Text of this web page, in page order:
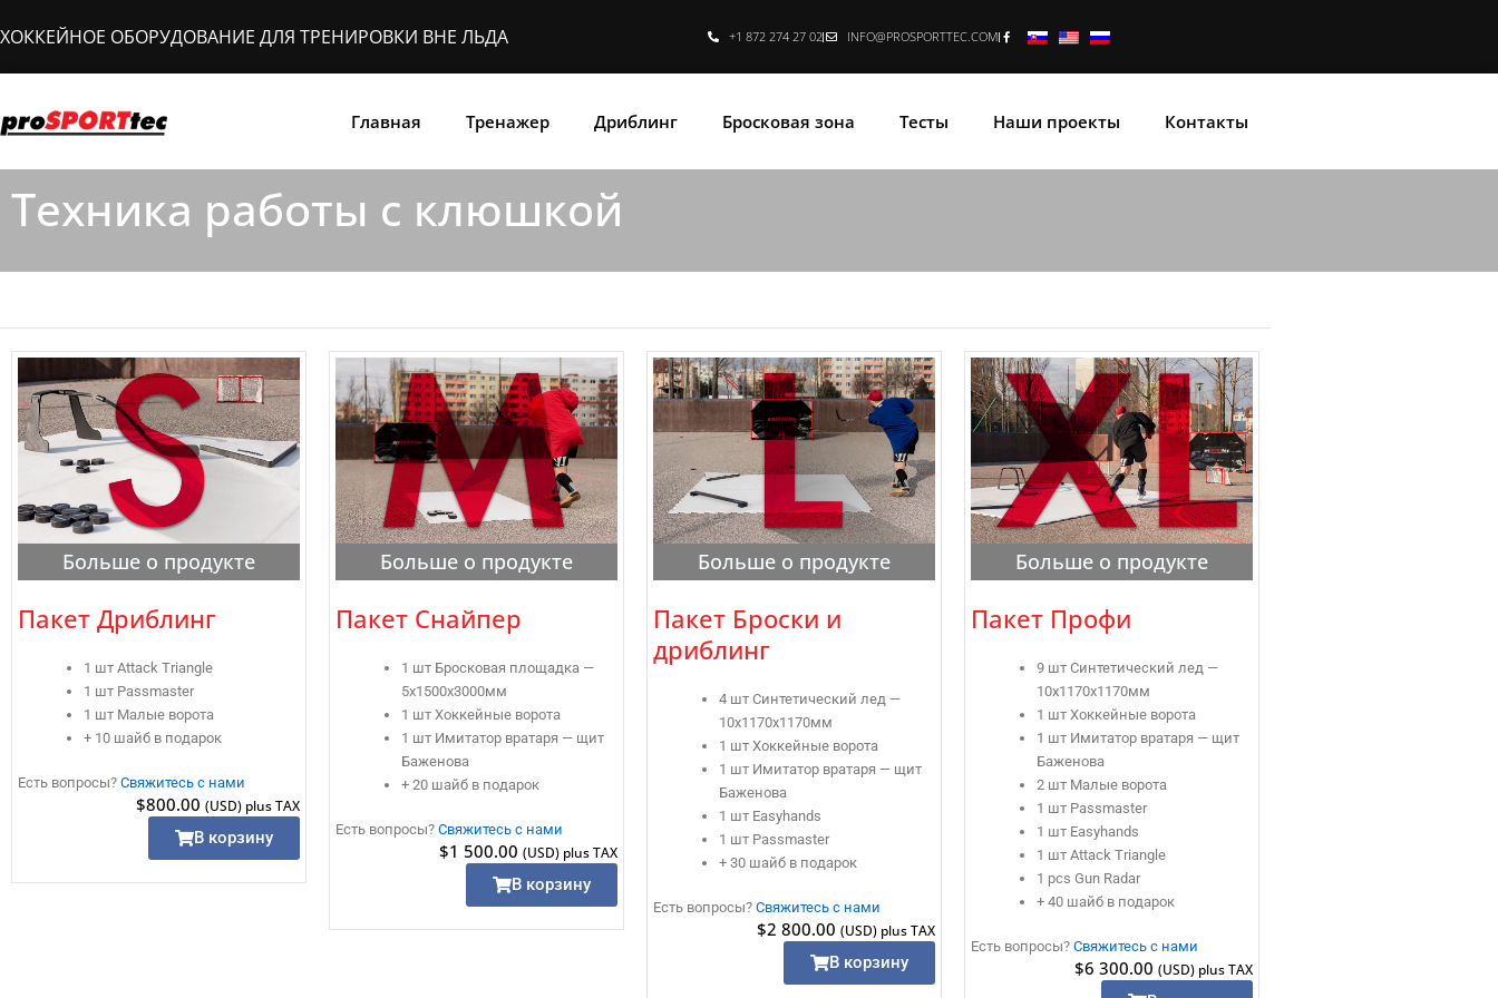
к
содержимому
ХОККЕЙНОЕ ОБОРУДОВАНИЕ ДЛЯ ТРЕНИРОВКИ ВНЕ ЛЬДА +1 872 274 27 02 INFO@PROSPORTTEC.COM
Главная Тренажер Дриблинг Бросковая зона Тесты Наши проекты Контакты
Техника работы с клюшкой
Больше о продукте
Пакет Дриблинг
1 шт Attack Triangle
1 шт Passmaster
1 шт Малые ворота
+ 10 шайб в подарок
Есть вопросы? Свяжитесь с нами
$800.00 (USD) plus TAX
В корзину
Больше о продукте
Пакет Снайпер
1 шт Бросковая площадка —
5x1500x3000мм
1 шт Хоккейные ворота
1 шт Имитатор вратаря — щит
Баженова
+ 20 шайб в подарок
Есть вопросы? Свяжитесь с нами
$1 500.00 (USD) plus TAX
В корзину
Больше о продукте
Пакет Броски и
дриблинг
4 шт Синтетический лед —
10x1170x1170мм
1 шт Хоккейные ворота
1 шт Имитатор вратаря — щит
Баженова
1 шт Easyhands
1 шт Passmaster
+ 30 шайб в подарок
Есть вопросы? Свяжитесь с нами
$2 800.00 (USD) plus TAX
В корзину
Больше о продукте
Пакет Профи
9 шт Синтетический лед —
10x1170x1170мм
1 шт Хоккейные ворота
1 шт Имитатор вратаря — щит
Баженова
2 шт Малые ворота
1 шт Passmaster
1 шт Easyhands
1 шт Attack Triangle
1 pcs Gun Radar
+ 40 шайб в подарок
Есть вопросы? Свяжитесь с нами
$6 300.00 (USD) plus TAX